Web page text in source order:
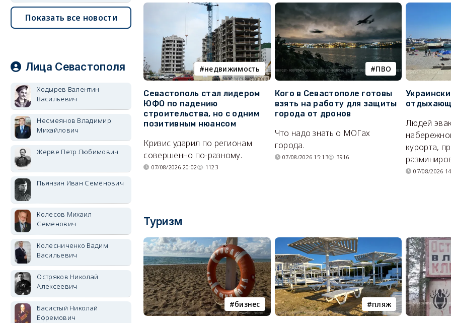
недвижимость
Севастополь стал лидером
ЮФО по падению
строительства, но с одним
позитивным нюансом
Кризис ударил по регионам
совершенно по-разному.
07/08/2026 20:02 1123
ПВО
Кого в Севастополе готовы
взять на работу для защиты
города от дронов
Что надо знать о МОГах
города.
07/08/2026 15:13 3916
Людей
курорта,
07/08/2026
Туризм
бизнес пляж
Показать все новости
Лица Севастополя
Ходырев Валентин
Васильевич
Несмеянов Владимир
Михайлович
Жерве Петр Любимович
Пьянзин Иван Семёнович
Колесов Михаил
Семёнович
Колесниченко Вадим
Васильевич
Остряков Николай
Алексеевич
Басистый Николай
Ефремович